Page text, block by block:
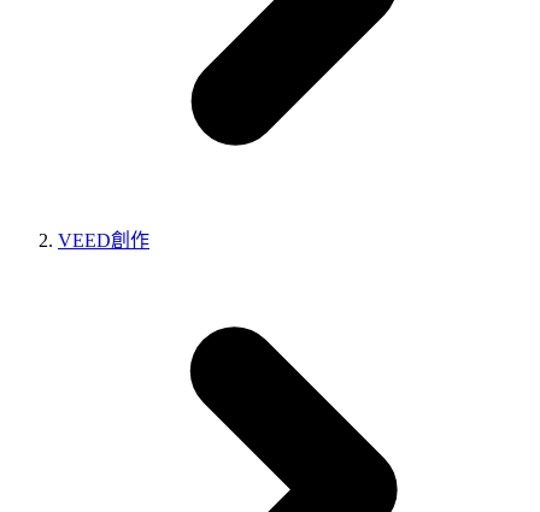
VEED創作